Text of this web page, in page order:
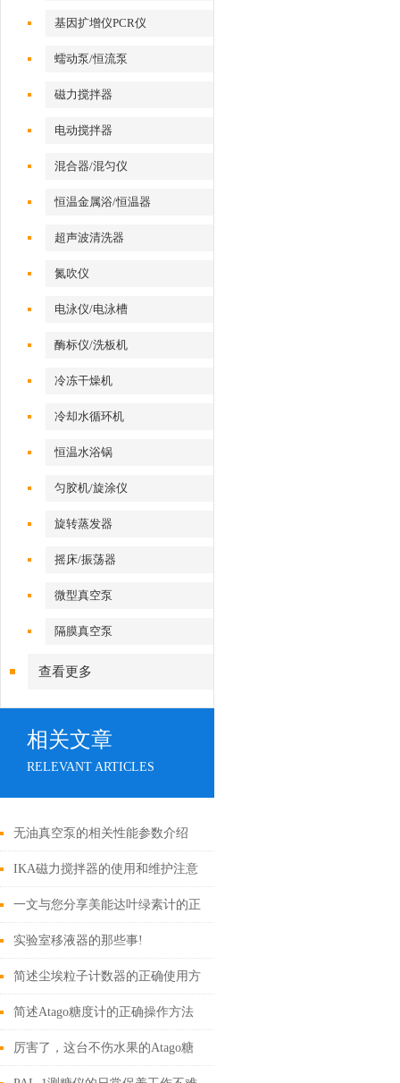
基因扩增仪PCR仪
蠕动泵/恒流泵
磁力搅拌器
电动搅拌器
混合器/混匀仪
恒温金属浴/恒温器
超声波清洗器
氮吹仪
电泳仪/电泳槽
酶标仪/洗板机
冷冻干燥机
冷却水循环机
恒温水浴锅
匀胶机/旋涂仪
旋转蒸发器
摇床/振荡器
微型真空泵
隔膜真空泵
查看更多
相关文章
RELEVANT ARTICLES
无油真空泵的相关性能参数介绍
IKA磁力搅拌器的使用和维护注意
事项
一文与您分享美能达叶绿素计的正
确操作步骤
实验室移液器的那些事!
简述尘埃粒子计数器的正确使用方
法
简述Atago糖度计的正确操作方法
厉害了，这台不伤水果的Atago糖